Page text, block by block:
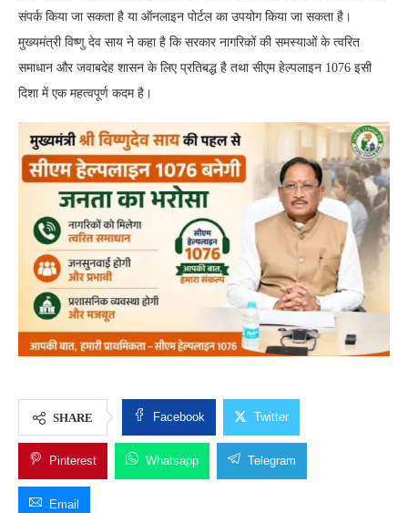
संपर्क किया जा सकता है या ऑनलाइन पोर्टल का उपयोग किया जा सकता है।
मुख्यमंत्री विष्णु देव साय ने कहा है कि सरकार नागरिकों की समस्याओं के त्वरित
समाधान और जवाबदेह शासन के लिए प्रतिबद्ध है तथा सीएम हेल्पलाइन 1076 इसी
दिशा में एक महत्वपूर्ण कदम है।
SHARE Facebook Twitter
Pinterest Whatsapp Telegram
Email